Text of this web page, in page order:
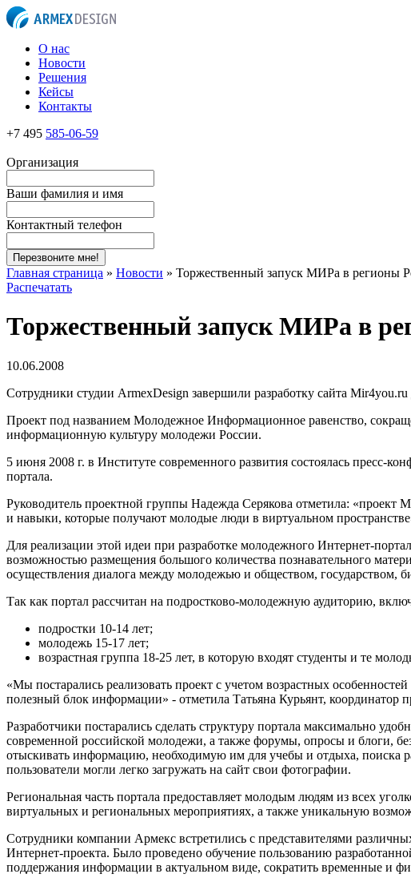
О нас
Новости
Решения
Кейсы
Контакты
+7 495 585-06-59
Организация
Ваши фамилия и имя
Контактный телефон
Перезвоните мне!
Главная страница » Новости » Торжественный запуск МИРа в регионы
Распечатать
Торжественный запуск МИРа в
10.06.2008
Сотрудники студии ArmexDesign завершили разработку сайта
Проект под названием Молодежное Информационное равенство,
информационную культуру молодежи России.
5 июня 2008 г. в Институте современного развития состоялась пресс-
портала.
Руководитель проектной группы Надежда Серякова отметила:
и навыки, которые получают молодые люди в виртуальном
Для реализации этой идеи при разработке молодежного Интернет-
возможностью размещения большого количества познавательного
осуществления диалога между молодежью и обществом, государством,
Так как портал рассчитан на подростково-молодежную аудиторию,
подростки 10-14 лет;
молодежь 15-17 лет;
возрастная группа 18-25 лет, в которую входят студенты и те
«Мы постарались реализовать проект с учетом возрастных
полезный блок информации» - отметила Татьяна Курьянт, координатор
Разработчики постарались сделать структуру портала максимально
современной российской молодежи, а также форумы, опросы и блоги,
отыскивать информацию, необходимую им для учебы и отдыха, поиска
пользователи могли легко загружать на сайт свои фотографии.
Региональная часть портала предоставляет молодым людям из всех
виртуальных и региональных мероприятиях, а также уникальную
Сотрудники компании Армекс встретились с представителями
Интернет-проекта. Было проведено обучение пользованию
поддержания информации в актуальном виде, сократить временные и